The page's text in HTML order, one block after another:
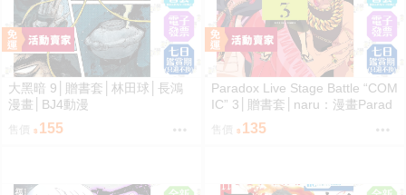
大黑暗 9│贈書套│林田球│長鴻
漫畫│BJ4動漫
售價 155
Paradox Live Stage Battle “COM
IC” 3│贈書套│naru：漫畫Parad
ox Live：原作avex pictures,ジー
クレスト：監修│長鴻漫畫│BJ4
售價 135